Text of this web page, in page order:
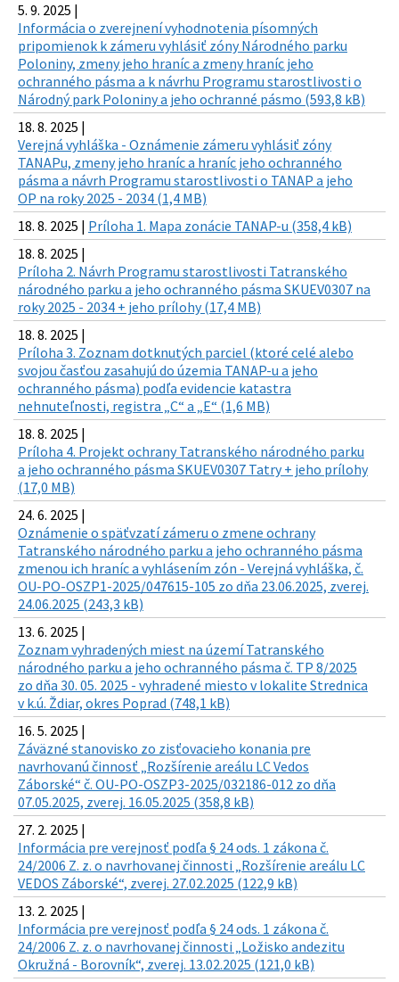
5. 9. 2025 |
Informácia o zverejnení vyhodnotenia písomných
pripomienok k zámeru vyhlásiť zóny Národného parku
Poloniny, zmeny jeho hraníc a zmeny hraníc jeho
ochranného pásma a k návrhu Programu starostlivosti o
Národný park Poloniny a jeho ochranné pásmo (593,8 kB)
18. 8. 2025 |
Verejná vyhláška - Oznámenie zámeru vyhlásiť zóny
TANAPu, zmeny jeho hraníc a hraníc jeho ochranného
pásma a návrh Programu starostlivosti o TANAP a jeho
OP na roky 2025 - 2034 (1,4 MB)
18. 8. 2025 | Príloha 1. Mapa zonácie TANAP-u (358,4 kB)
18. 8. 2025 |
Príloha 2. Návrh Programu starostlivosti Tatranského
národného parku a jeho ochranného pásma SKUEV0307 na
roky 2025 - 2034 + jeho prílohy (17,4 MB)
18. 8. 2025 |
Príloha 3. Zoznam dotknutých parciel (ktoré celé alebo
svojou časťou zasahujú do územia TANAP-u a jeho
ochranného pásma) podľa evidencie katastra
nehnuteľnosti, registra „C“ a „E“ (1,6 MB)
18. 8. 2025 |
Príloha 4. Projekt ochrany Tatranského národného parku
a jeho ochranného pásma SKUEV0307 Tatry + jeho prílohy
(17,0 MB)
24. 6. 2025 |
Oznámenie o späťvzatí zámeru o zmene ochrany
Tatranského národného parku a jeho ochranného pásma
zmenou ich hraníc a vyhlásením zón - Verejná vyhláška, č.
OU-PO-OSZP1-2025/047615-105 zo dňa 23.06.2025, zverej.
24.06.2025 (243,3 kB)
13. 6. 2025 |
Zoznam vyhradených miest na území Tatranského
národného parku a jeho ochranného pásma č. TP 8/2025
zo dňa 30. 05. 2025 - vyhradené miesto v lokalite Strednica
v k.ú. Ždiar, okres Poprad (748,1 kB)
16. 5. 2025 |
Záväzné stanovisko zo zisťovacieho konania pre
navrhovanú činnosť „Rozšírenie areálu LC Vedos
Záborské“ č. OU-PO-OSZP3-2025/032186-012 zo dňa
07.05.2025, zverej. 16.05.2025 (358,8 kB)
27. 2. 2025 |
Informácia pre verejnosť podľa § 24 ods. 1 zákona č.
24/2006 Z. z. o navrhovanej činnosti „Rozšírenie areálu LC
VEDOS Záborské“, zverej. 27.02.2025 (122,9 kB)
13. 2. 2025 |
Informácia pre verejnosť podľa § 24 ods. 1 zákona č.
24/2006 Z. z. o navrhovanej činnosti „Ložisko andezitu
Okružná - Borovník“, zverej. 13.02.2025 (121,0 kB)